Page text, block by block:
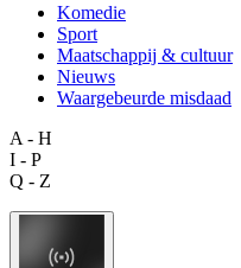
Komedie
Sport
Maatschappij & cultuur
Nieuws
Waargebeurde misdaad
A - H
I - P
Q - Z